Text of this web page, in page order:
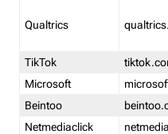
Qualtrics
TikTok
Microsoft
Beintoo
Netmediaclick